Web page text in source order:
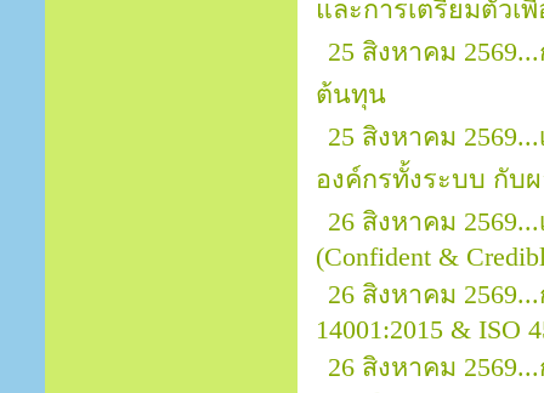
และการเตรียมตัวเ
25 สิงหาคม
ต้นทุน
25 สิงหาคม
องค์กรทั้งระบบ กับ
26 สิงหาคม
(Confident &
26 สิงหาคม
14001:2015 & ISO
26 สิงหาคม